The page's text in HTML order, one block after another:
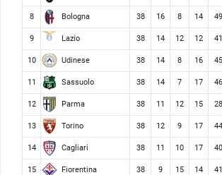
8 Bologna 38 16 8 14 49
9 Lazio 38 14 12 12 41
10 Udinese 38 14 8 16 45
11 Sassuolo 38 14 7 17 46
12 Parma 38 11 12 15 28
13 Torino 38 12 9 17 44
14 Cagliari 38 11 10 17 40
15 Fiorentina 38 9 15 14 41